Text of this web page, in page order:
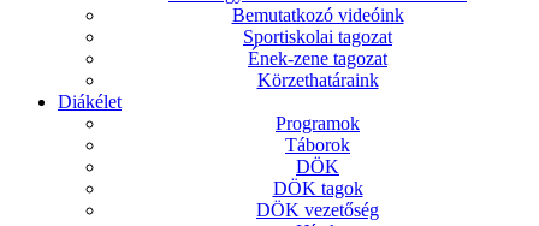
Bemutatkozó videóink
Sportiskolai tagozat
Ének-zene tagozat
Körzethatáraink
Diákélet
Programok
Táborok
DÖK
DÖK tagok
DÖK vezetőség